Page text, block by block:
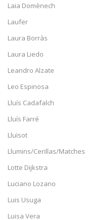
Laia Domènech
Laufer
Laura Borràs
Laura Liedo
Leandro Alzate
Leo Espinosa
Lluís Cadafalch
Lluís Farré
Lluïsot
Llumins/Cerillas/Matches
Lotte Dijkstra
Luciano Lozano
Luis Usuga
Luisa Vera